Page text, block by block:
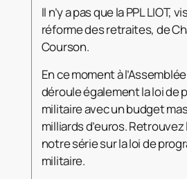
Il n’y a pas que la PPL LIOT,
réforme des retraites, de
Courson.
En ce moment à
déroule également la loi de
militaire avec un budget
milliards d’euros. Retrouvez
notre série sur la loi de
militaire.